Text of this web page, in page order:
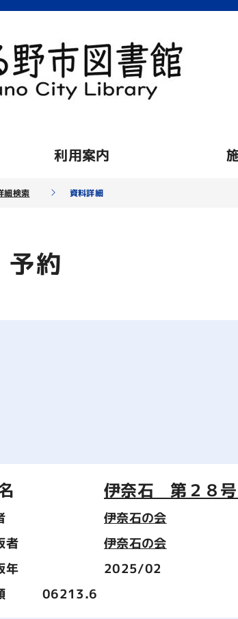
利用案内
細検索 資料詳細
約
伊奈石 第２８
伊奈石の会
者
伊奈石の会
年
2025/02
06213.6